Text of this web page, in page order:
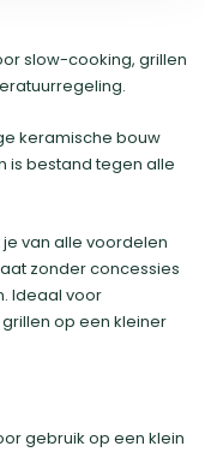
slow-cooking, grillen
keramische bouw
is bestand tegen alle
van alle voordelen
zonder concessies
Ideaal voor
op een kleiner
gebruik op een klein